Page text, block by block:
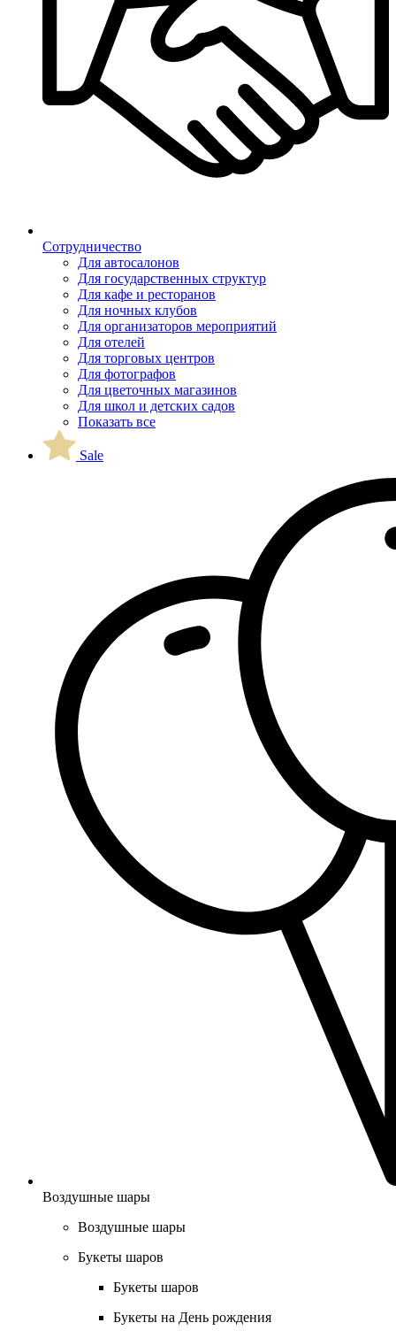
Сотрудничество
Для автосалонов
Для государственных структур
Для кафе и ресторанов
Для ночных клубов
Для организаторов мероприятий
Для отелей
Для торговых центров
Для фотографов
Для цветочных магазинов
Для школ и детских садов
Показать все
Sale
Воздушные шары
Воздушные шары
Букеты шаров
Букеты шаров
Букеты на День рождения